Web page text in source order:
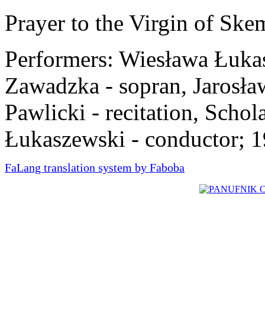
Prayer to the Virgin of
Performers: Wiesława
Zawadzka - sopran,
Pawlicki - recitation,
Łukaszewski - conductor;
FaLang translation system by Faboba